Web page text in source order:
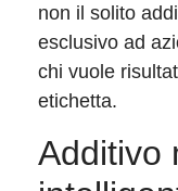
non il solito
esclusivo ad
chi vuole
etichetta.
Additivo